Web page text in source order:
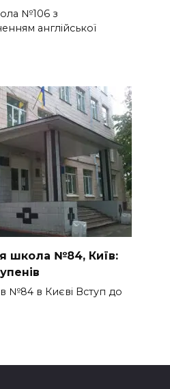
№106 з
англійської
школа №84, Київ:
№84 в Києві Вступ до